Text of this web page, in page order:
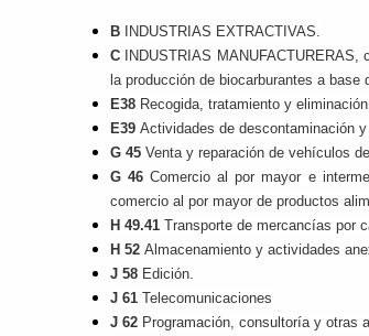
BINDUSTRIAS EXTRACTIVAS.
CINDUSTRIAS MANUFACTURERAS,
la producción de biocarburantes a base
E38Recogida, tratamiento y
E39Actividades de descontaminación
G 45Venta y reparación de vehículos
G 46Comercio al por mayor e
comercio al por mayor de productos
H 49.41Transporte de mercancías por
H 52Almacenamiento y actividades
J 58Edición.
J 61Telecomunicaciones
J 62Programación, consultoría y otras